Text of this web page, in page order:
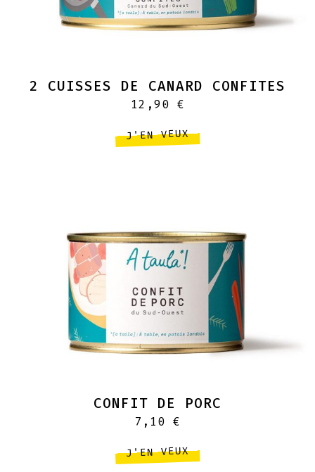
2 CUISSES DE CANARD CONFITES
12,90 €
J'EN VEUX
CONFIT DE PORC
7,10 €
J'EN VEUX